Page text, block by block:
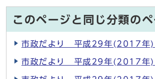
このページと同じ分類の
市政だより 平成29年(2017年
市政だより 平成29年(2017年